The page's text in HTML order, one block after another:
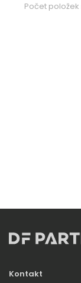
Počet
Kontakt